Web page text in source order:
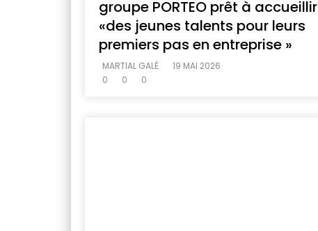
groupe PORTEO prêt à accueillir
«des jeunes talents pour leurs
premiers pas en entreprise »
MARTIAL GALÉ
19 MAI 2026
0
0 0